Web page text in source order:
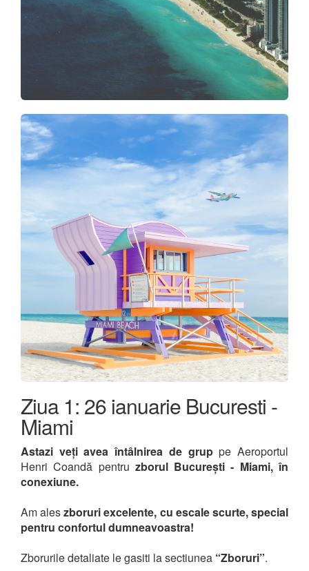
Ziua 1: 26 ianuarie Bucuresti -
Miami
Astazi veți avea întâlnirea de gruppe Aeroportul
Henri Coandă pentru zborul București - Miami, în
conexiune.
Am aleszboruri excelente, cu escale scurte, special
pentru confortul dumneavoastra!
Zborurile detaliate le gasiti la sectiunea “Zboruri”.